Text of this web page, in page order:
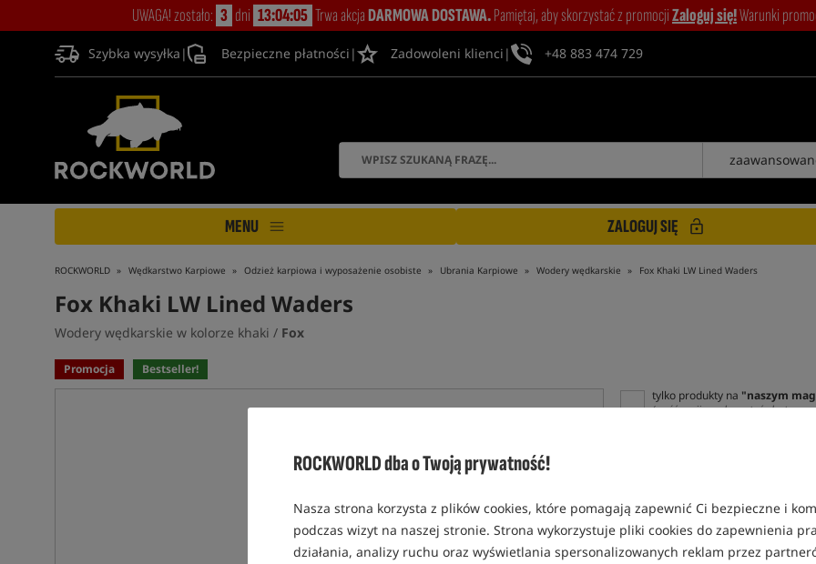
ROCKWORLD dba o Twoją prywatność!
Nasza strona korzysta z plików cookies, które pomagają zapewnić Ci bezpieczne i
podczas wizyt na naszej stronie. Strona wykorzystuje pliki cookies do zapewnienia
działania, analizy ruchu oraz wyświetlania spersonalizowanych reklam przez
UWAGA! zostało: 3 dni 13:04:04 Trwa akcjaDARMOWA DOSTAWA.Pamiętaj, aby skorzystać z promocjiZaloguj się!Warunki
Szybka wysyłka | Bezpieczne płatności | Zadowoleni klienci | +48 883 474 729
MENU ZALOGUJ SIĘ
ROCKWORLD Wędkarstwo Karpiowe Odzież karpiowa i wyposażenie osobiste Ubrania Karpiowe Wodery wędkarskie Fox Khaki LW Lined Waders
Fox Khaki LW Lined Waders
Wodery wędkarskie w kolorze khaki / Fox
Promocja
Bestseller!
tylko produkty na "naszym
(część opcji mogła zostać ukryta
MPN: CFW180
EAN: 5056212198160
2,77
Koniec